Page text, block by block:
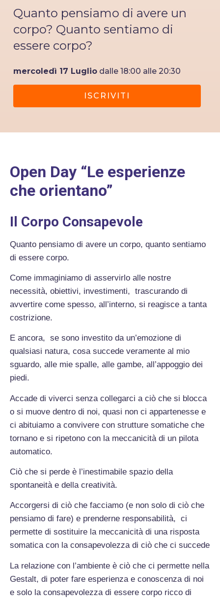
Quanto pensiamo di avere un
corpo? Quanto sentiamo di
essere corpo?
mercoledì 17 Luglio dalle 18:00 alle 20:30
ISCRIVITI
Open Day “Le esperienze
che orientano”
Il Corpo Consapevole
Quanto pensiamo di avere un corpo, quanto sentiamo
di essere corpo.
Come immaginiamo di asservirlo alle nostre
necessità, obiettivi, investimenti, trascurando di
avvertire come spesso, all’interno, si reagisce a tanta
costrizione.
E ancora, se sono investito da un’emozione di
qualsiasi natura, cosa succede veramente al mio
sguardo, alle mie spalle, alle gambe, all’appoggio dei
piedi.
Accade di viverci senza collegarci a ciò che si blocca
o si muove dentro di noi, quasi non ci appartenesse e
ci abituiamo a convivere con strutture somatiche che
tornano e si ripetono con la meccanicità di un pilota
automatico.
Ciò che si perde è l’inestimabile spazio della
spontaneità e della creatività.
Accorgersi di ciò che facciamo (e non solo di ciò che
pensiamo di fare) e prenderne responsabilità, ci
permette di sostituire la meccanicità di una risposta
somatica con la consapevolezza di ciò che ci succede
La relazione con l’ambiente è ciò che ci permette nella
Gestalt, di poter fare esperienza e conoscenza di noi
e solo la consapevolezza di essere corpo ricco di